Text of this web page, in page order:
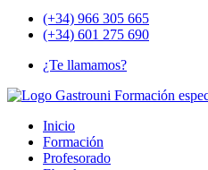
(+34) 966 305 665
(+34) 601 275 690
¿Te llamamos?
Inicio
Formación
Profesorado